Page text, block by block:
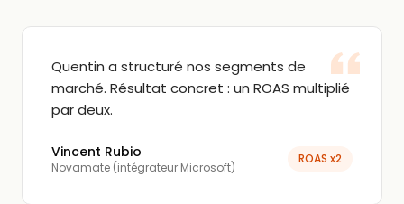
Quentin a structuré nos segments de
marché. Résultat concret : un ROAS multiplié
par deux.
Vincent Rubio
Novamate (intégrateur Microsoft)
ROAS x2